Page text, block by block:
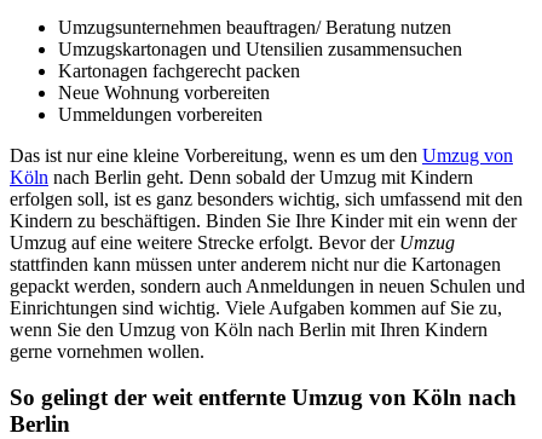
Umzugsunternehmen beauftragen/ Beratung nutzen
Umzugskartonagen und Utensilien zusammensuchen
Kartonagen fachgerecht packen
Neue Wohnung vorbereiten
Ummeldungen vorbereiten
Das ist nur eine kleine Vorbereitung, wenn es um den Umzug von
Köln nach Berlin geht. Denn sobald der Umzug mit Kindern
erfolgen soll, ist es ganz besonders wichtig, sich umfassend mit den
Kindern zu beschäftigen. Binden Sie Ihre Kinder mit ein wenn der
Umzug auf eine weitere Strecke erfolgt. Bevor der Umzug
stattfinden kann müssen unter anderem nicht nur die Kartonagen
gepackt werden, sondern auch Anmeldungen in neuen Schulen und
Einrichtungen sind wichtig. Viele Aufgaben kommen auf Sie zu,
wenn Sie den Umzug von Köln nach Berlin mit Ihren Kindern
gerne vornehmen wollen.
So gelingt der weit entfernte Umzug von Köln nach
Berlin